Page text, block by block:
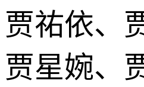
贾祐依、
贾星婉、